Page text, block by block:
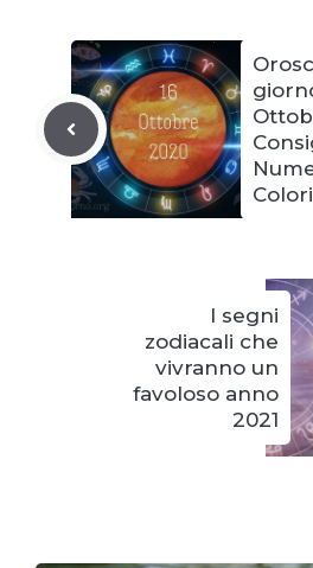
Colori
I segni
zodiacali che
vivranno un
favoloso anno
2021